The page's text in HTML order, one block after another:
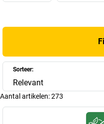
uitstekend in ons
Sorteer:
Relevant
Aantal artikelen:273